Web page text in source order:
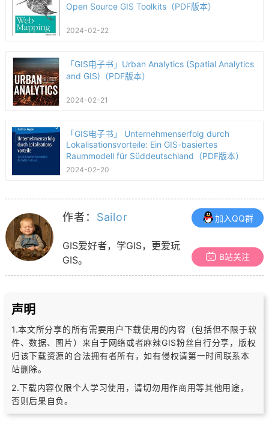
Open Source GIS Toolkits（PDF版本）
2024-02-22
「GIS电子书」Urban Analytics (Spatial Analytics
and GIS)（PDF版本）
2024-02-21
「GIS电子书」 Unternehmenserfolg durch
Lokalisationsvorteile: Ein GIS-basiertes
Raummodell für Süddeutschland（PDF版本）
2024-02-20
作者： Sailor
GIS爱好者，学GIS，更爱玩
GIS。
加入QQ群
B站关注
声明
1.本文所分享的所有需要用户下载使用的内容（包括但不限于软
件、数据、图片） 来自于网络或者麻辣GIS粉丝自行分享，版权
归该下载资源的合法拥有者所有，如有侵权请第一时间联系本
站删除。
2.下载内容仅限个人学习使用，请切勿用作商用等其他用途，
否则后果自负。